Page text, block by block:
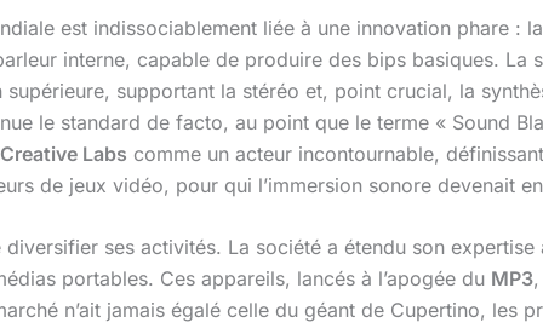
est indissociablement liée à une innovation phare :
interne, capable de produire des bips basiques. La
supportant la stéréo et, point crucial, la
le standard de facto, au point que le terme « Sound
Creative Labs comme un acteur incontournable,
de jeux vidéo, pour qui l’immersion sonore devenait
ses activités. La société a étendu son
portables. Ces appareils, lancés à l’apogée du MP3
n’ait jamais égalé celle du géant de Cupertino, les